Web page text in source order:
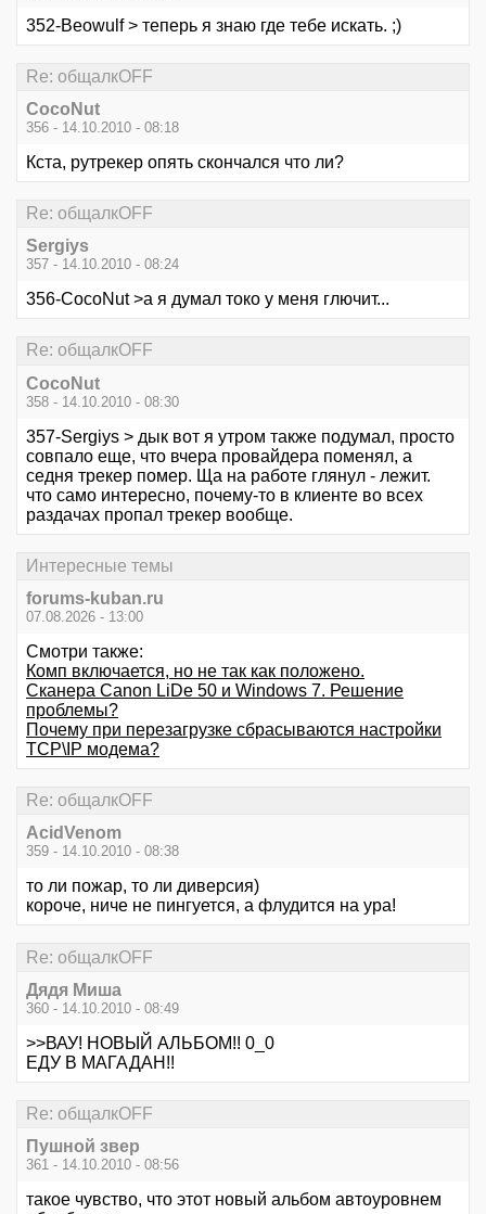
352-Beowulf > теперь я знаю где тебе искать. ;)
Re: общалкOFF
CocoNut
356 - 14.10.2010 - 08:18
Кста, рутрекер опять скончался что ли?
Re: общалкOFF
Sergiys
357 - 14.10.2010 - 08:24
356-CocoNut >а я думал токо у меня глючит...
Re: общалкOFF
CocoNut
358 - 14.10.2010 - 08:30
357-Sergiys > дык вот я утром также подумал, просто
совпало еще, что вчера провайдера поменял, а
седня трекер помер. Ща на работе глянул - лежит.
что само интересно, почему-то в клиенте во всех
раздачах пропал трекер вообще.
Интересные темы
forums-kuban.ru
07.08.2026 - 13:00
Смотри также:
Комп включается, но не так как положено.
Сканера Canon LiDe 50 и Windows 7. Решение
проблемы?
Почему при перезагрузке сбрасываются настройки
TCP\IP модема?
Re: общалкOFF
AcidVenom
359 - 14.10.2010 - 08:38
то ли пожар, то ли диверсия)
короче, ниче не пингуется, а флудится на ура!
Re: общалкOFF
Дядя Миша
360 - 14.10.2010 - 08:49
>>ВАУ! НОВЫЙ АЛЬБОМ!! 0_0
ЕДУ В МАГАДАН!!
Re: общалкOFF
Пушной звер
361 - 14.10.2010 - 08:56
такое чувство, что этот новый альбом автоуровнем